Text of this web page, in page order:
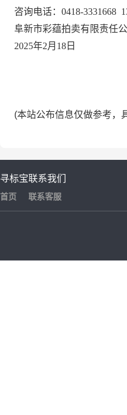
咨询电话： 0418-3331668
阜新市彩蕴拍卖有限责任
2025年2月18日
(本站公布信息仅做参考，
寻标宝
首页
联系我们
联系客服